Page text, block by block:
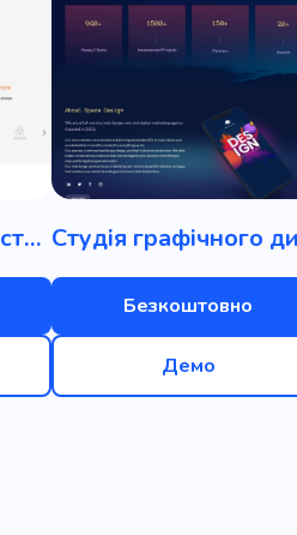
Брендингове агентство
Безкоштовно
Демо